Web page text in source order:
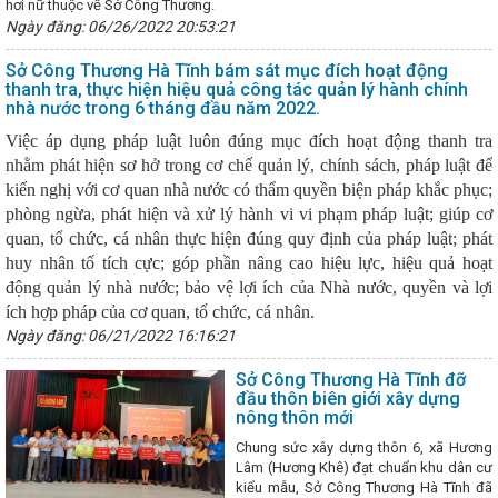
Bộ Công Thương ban hành Chỉ thị về việc tiếp tục tăng cường
chất cần kiểm soát đặc biệt và các hóa chất nguy hiểm khác
Hỗ trợ cơ sở công nghiệp nông thôn Hà Tĩnh thực hiện chuyển đổi
nghiệp nhân Ngày Doanh nhân Việt Nam (13/10)
Bộ trưởng Bộ
đàm phán Chính phủ về Thương mại với Hoa Kỳ Nguyễn Hồng
Đại sứ đặc mệnh toàn quyền Hợp chúng quốc Hoa Kỳ tại Việt
Giờ Trái đất 2024
Tập trung chỉ đạo, phấn đấu đạt và vượt
Các hoạt động của Thứ trưởng Nguyễn Hoàng Long trong khuôn khổ
Cộng hòa Kazakhstan của Tổng Bí thư Tô Lâm
Hôm nay
trí tuệ nhân tạo
Hà Tĩnh có 9 sản phẩm đạt Ocop 4 sao năm
điểm tập thể, cá nhân của Ban Thường vụ Đảng ủy UBND tỉnh
Hà
nhiệm kỳ đại hội đảng bộ cấp huyện và tương đương
- Nâng tầm giá trị cốt lõi” là Chủ đề cho ngày Thương hiệu Quốc gia
ngành Công Thương: Tổ chức tiếp nhận Phó Chủ tịch Công đoàn
kết công tác năm 2025, triển khai nhiệm vụ 2026 của Đảng bộ Bộ
Thương đề xuất các giải pháp hỗ trợ doanh nghiệp, đảm bảo
phát triển kinh tế xã hội
Lan tỏa niềm tin thực hiện thắng lợi
Đảng
biên giới
Hà Tĩnh tổ chức trang trọng Lễ Kỷ niệm 260 năm
Du
CĐN Công Thương Hà Tĩnh tổ chức chương trình workshop
vẻ đẹp chính mình” nhân ngày Phụ nữ Việt Nam 20/10
81 năm
thành của Quân đội Nhân dân Việt Nam
triển khai nhiệm vụ quý II và hoạt động Tháng công nhân năm 2024
LỄ HỘI CAM VÀ CÁC SẢN PHẨM HÀ TĨNH NĂM 2024
Phấn đấu
Hà Tĩnh tăng 8% trong năm 2026
CHÀO MỪNG 74 NĂM
hơi nữ thuộc về Sở Công Thương.
Ngày đăng: 06/26/2022 20:53:21
Sở Công Thương Hà Tĩnh bám sát mục đích hoạt động
thanh tra, thực hiện hiệu quả công tác quản lý hành chính
nhà nước trong 6 tháng đầu năm 2022.
Việc áp dụng pháp luật luôn đúng mục đích hoạt động thanh tra
nhằm phát hiện sơ hở trong cơ chế quản lý, chính sách, pháp luật để
kiến nghị với cơ quan nhà nước có thẩm quyền biện pháp khắc phục;
phòng ngừa, phát hiện và xử lý hành vi vi phạm pháp luật; giúp cơ
quan, tổ chức, cá nhân thực hiện đúng quy định của pháp luật; phát
huy nhân tố tích cực; góp phần nâng cao hiệu lực, hiệu quả hoạt
động quản lý nhà nước; bảo vệ lợi ích của Nhà nước, quyền và lợi
ích hợp pháp của cơ quan, tổ chức, cá nhân.
Ngày đăng: 06/21/2022 16:16:21
Sở Công Thương Hà Tĩnh đỡ
đầu thôn biên giới xây dựng
nông thôn mới
Chung sức xây dựng thôn 6, xã Hương
Lâm (Hương Khê) đạt chuẩn khu dân cư
kiểu mẫu, Sở Công Thương Hà Tĩnh đã